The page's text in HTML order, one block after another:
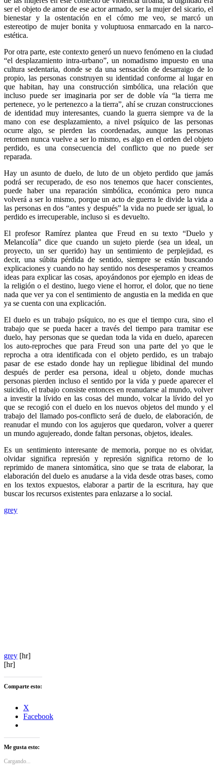
ser el objeto de amor de ese actor armado, ser la mujer del sicario, el
bienestar y la ostentación en el cómo me veo, se marcó un
estereotipo de mujer bonita y voluptuosa enmarcado en la narco-
estética.
Por otra parte, este contexto generó un nuevo fenómeno en la ciudad
“el desplazamiento intra-urbano”, un nomadismo impuesto en una
cultura sedentaria, donde se da una sensación de desarraigo de lo
propio, las personas construyen su identidad conforme al lugar en
que habitan, hay una construcción simbólica, una relación que
incluso puede ser imaginaria por ser de doble vía “la tierra me
pertenece, yo le pertenezco a la tierra”, ahí se cruzan construcciones
de identidad muy interesantes, cuando la guerra siempre va de la
mano con ese desplazamiento, a nivel psíquico de las personas
ocurre algo, se pierden las coordenadas, aunque las personas
retornen nunca vuelve a ser lo mismo, es algo en el orden del objeto
perdido, es una consecuencia del conflicto que no puede ser
reparada.
Hay un asunto de duelo, de luto de un objeto perdido que jamás
podrá ser recuperado, de eso nos tenemos que hacer conscientes,
puede haber una reparación simbólica, económica pero nunca
volverá a ser lo mismo, porque un acto de guerra le divide la vida a
las personas en dos “antes y después” la vida no puede ser igual, lo
perdido es irrecuperable, incluso si es devuelto.
El profesor Ramírez plantea que Freud en su texto “Duelo y
Melancolía” dice que cuando un sujeto pierde (sea un ideal, un
proyecto, un ser querido) hay un sentimiento de perplejidad, es
decir, una súbita pérdida de sentido, siempre se están buscando
explicaciones y cuando no hay sentido nos desesperamos y creamos
ideas para explicar las cosas, apoyándonos por ejemplo en ideas de
la religión o el destino, luego viene el horror, el dolor, que no tiene
nada que ver ya con el sentimiento de angustia en la medida en que
ya se cuenta con una explicación.
El duelo es un trabajo psíquico, no es que el tiempo cura, sino el
trabajo que se pueda hacer a través del tiempo para tramitar ese
duelo, hay personas que se quedan toda la vida en duelo, aparecen
los auto-reproches que para Freud son una parte del yo que le
reprocha a otra identificada con el objeto perdido, es un trabajo
pasar de ese estado donde hay un repliegue libidinal del mundo
después de perder esa persona, ideal u objeto, donde muchas
personas pierden incluso el sentido por la vida y puede aparecer el
suicidio, el trabajo consiste entonces en reanudarse al mundo, volver
a investir la lívido en las cosas del mundo, volcar la lívido del yo
que se recogió con el duelo en los nuevos objetos del mundo y el
trabajo del llamado pos-conflicto será de duelo, de elaboración, de
reanudar el mundo con los agujeros que quedaron, volver a querer
un mundo agujereado, donde faltan personas, objetos, ideales.
Es un sentimiento interesante de memoria, porque no es olvidar,
olvidar significa represión y represión significa retorno de lo
reprimido de manera sintomática, sino que se trata de elaborar, la
elaboración del duelo es anudarse a la vida desde otras bases, como
en los textos expuestos, elaborar a partir de la escritura, hay que
buscar los recursos existentes para enlazarse a lo social.
grey
grey [hr]
[hr]
Comparte esto:
X
Facebook
Me gusta esto:
Cargando...